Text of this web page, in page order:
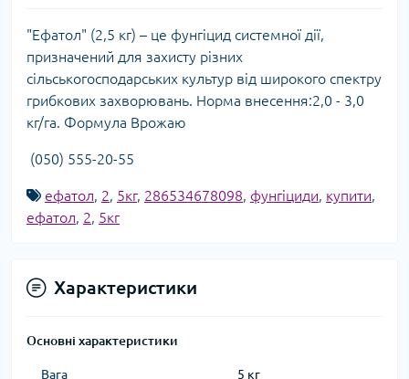
"Ефатол" (2,5 кг) – це фунгіцид системної дії,
призначений для захисту різних
сільськогосподарських культур від широкого спектру
грибкових захворювань. Норма внесення:2,0 - 3,0
кг/га. Формула Врожаю
(050) 555-20-55
ефатол, 2, 5кг, 286534678098, фунгіциди, купити,
ефатол, 2, 5кг
Характеристики
Основні характеристики
Вага 5 кг